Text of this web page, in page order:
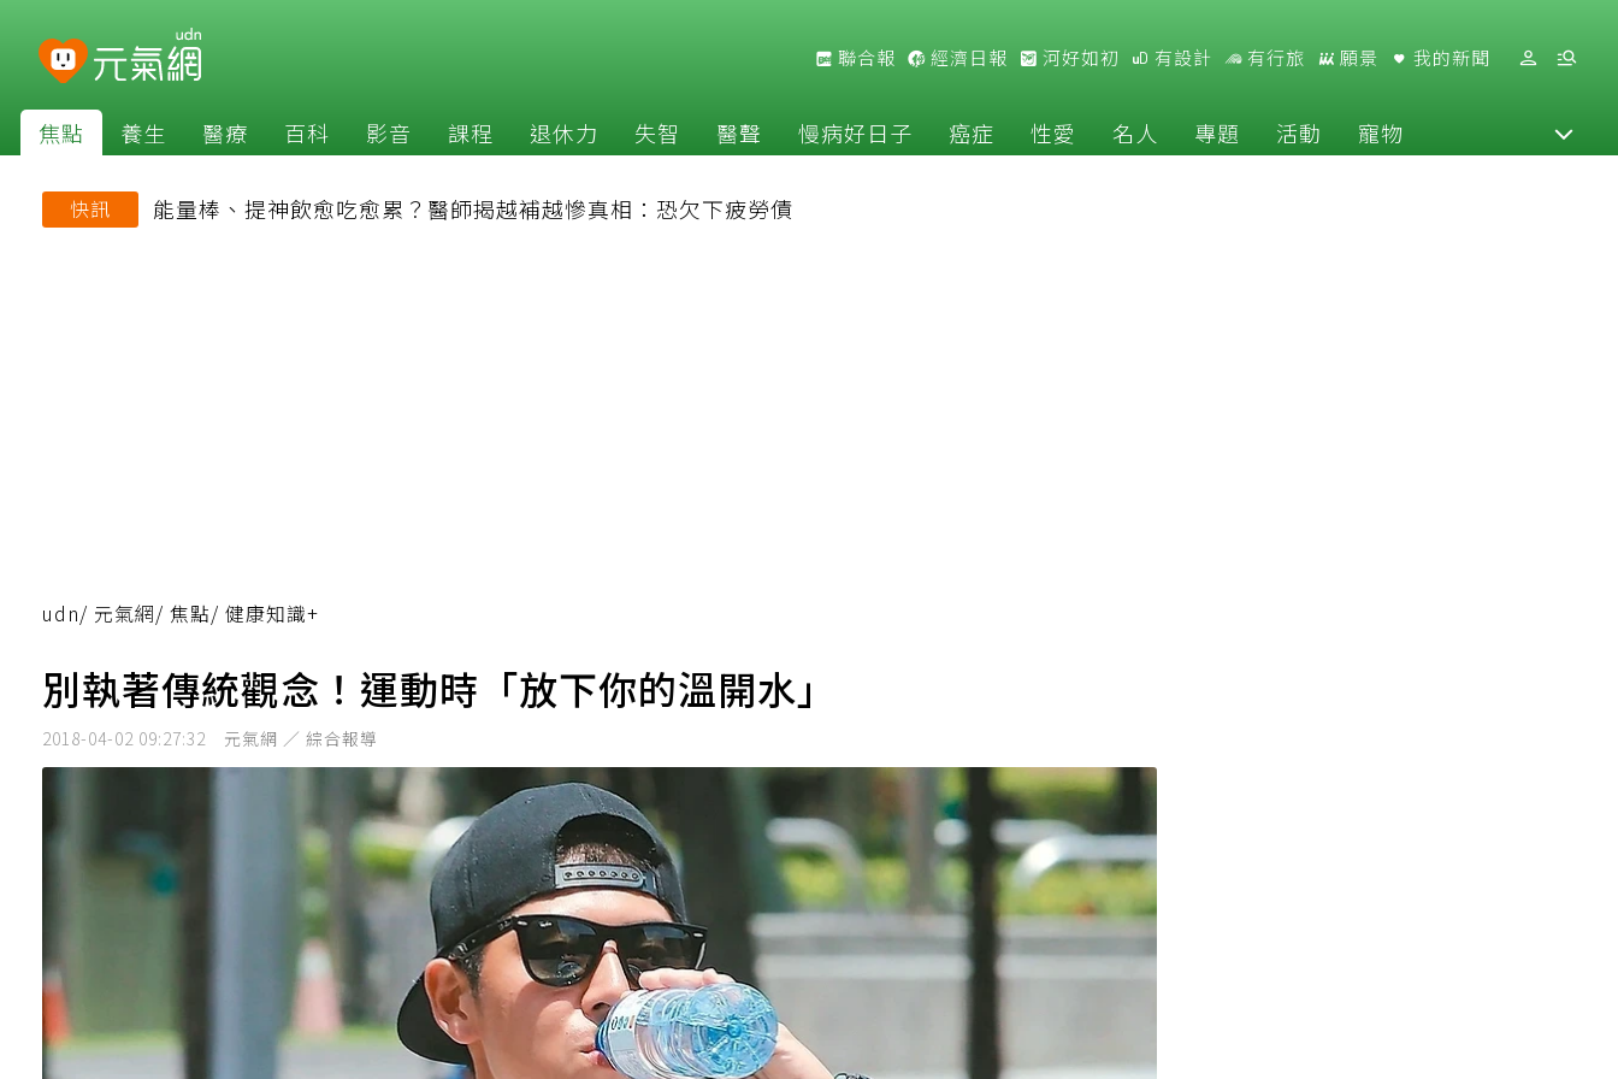
聯合報 經濟日報 河好如初 有設計 有行旅 願景 我的新聞
焦點 養生 醫療 百科 影音 課程 退休力 失智 醫聲 慢病好日子 癌症 性愛 名人 專題 活動 寵物
快訊 能量棒、提神飲愈吃愈累？醫師揭越補越慘真相：恐欠下疲勞債
udn/ 元氣網/ 焦點/ 健康知識+
別執著傳統觀念！運動時「放下你的溫開水」
2018-04-02 09:27:32 元氣網 ／ 綜合報導